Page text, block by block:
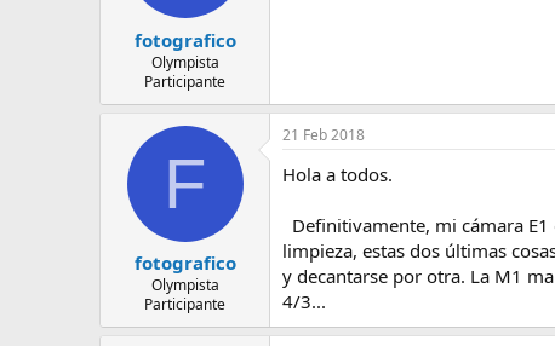
fotografico
Olympista
Participante
F
fotografico
Olympista
Participante
21 Feb 2018
Hola a todos.
Definitivamente, mi cámara
limpieza, estas dos últimas
y decantarse por otra. La M1
4/3...